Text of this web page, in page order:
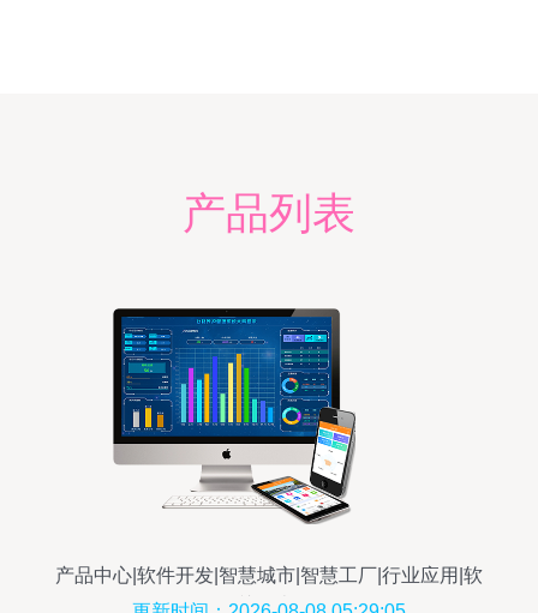
产品列表
产品中心|软件开发|智慧城市|智慧工厂|行业应用|软
件公司|关于卓尔|zrsoft